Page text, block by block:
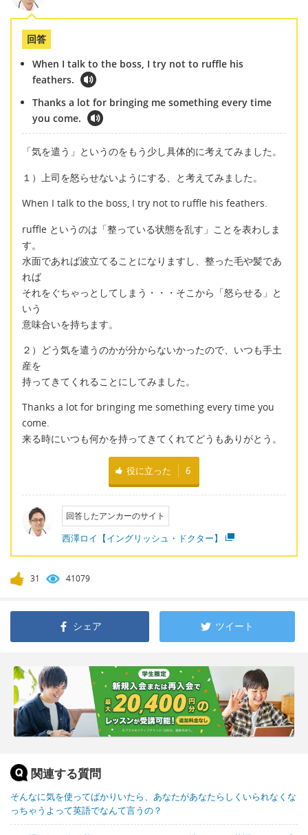
回答
When I talk to the boss, I try not to ruffle his
feathers.
Thanks a lot for bringing me something every time
you come.
「気を遣う」というのをもう少し具体的に考えてみました。
１）上司を怒らせないようにする、と考えてみました。
When I talk to the boss, I try not to ruffle his feathers.
ruffle というのは「整っている状態を乱す」ことを表わしま
す。
水面であれば波立てることになりますし、整った毛や髪であ
れば
それをぐちゃっとしてしまう・・・そこから「怒らせる」と
いう
意味合いを持ちます。
２）どう気を遣うのかが分からないかったので、いつも手土
産を
持ってきてくれることにしてみました。
Thanks a lot for bringing me something every time you
come.
来る時にいつも何かを持ってきてくれてどうもありがとう。
役に立った 6
回答したアンカーのサイト
西澤ロイ【イングリッシュ・ドクター】
31 41079
シェア ツイート
関連する質問
そんなに気を使ってばかりいたら、あなたがあなたらしくいられなくな
っちゃうよって英語でなんて言うの？